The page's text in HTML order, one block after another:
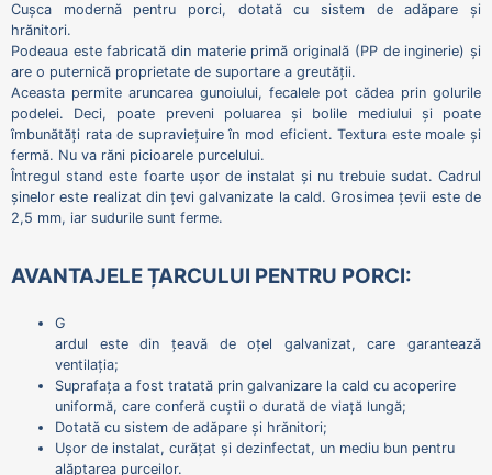
Cușca modernă pentru porci, dotată cu sistem de adăpare și
hrănitori.
Podeaua este fabricată din materie primă originală (PP de inginerie) și
are o puternică proprietate de suportare a greutății.
Aceasta permite aruncarea gunoiului, fecalele pot cădea prin golurile
podelei. Deci, poate preveni poluarea și bolile mediului și poate
îmbunătăți rata de supraviețuire în mod eficient. Textura este moale și
fermă. Nu va răni picioarele purcelului.
Întregul stand este foarte ușor de instalat și nu trebuie sudat. Cadrul
șinelor este realizat din țevi galvanizate la cald. Grosimea țevii este de
2,5 mm, iar sudurile sunt ferme.
AVANTAJELE ȚARCULUI PENTRU PORCI:
G
ardul este din țeavă de oțel galvanizat, care garantează
ventilația;
Suprafața a fost tratată prin galvanizare la cald cu acoperire
uniformă, care conferă cuștii o durată de viață lungă;
Dotată cu sistem de adăpare și hrănitori;
Ușor de instalat, curățat și dezinfectat, un mediu bun pentru
alăptarea purceilor.